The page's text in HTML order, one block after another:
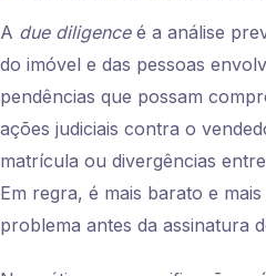
A due diligenceé a análise
do imóvel e das pessoas
pendências que possam
ações judiciais contra o
matrícula ou divergências
Em regra, é mais barato e
problema antes da assinatura